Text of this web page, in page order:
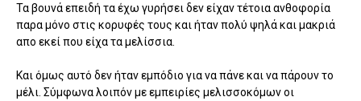
Τα βουνά επειδή τα έχω γυρήσει δεν είχαν τέτοια ανθοφορία
παρα μόνο στις κορυφές τους και ήταν πολύ ψηλά και μακριά
απο εκεί που είχα τα μελίσσια.
Και όμως αυτό δεν ήταν εμπόδιο για να πάνε και να πάρουν το
μέλι. Σύμφωνα λοιπόν με εμπειρίες μελισσοκόμων οι